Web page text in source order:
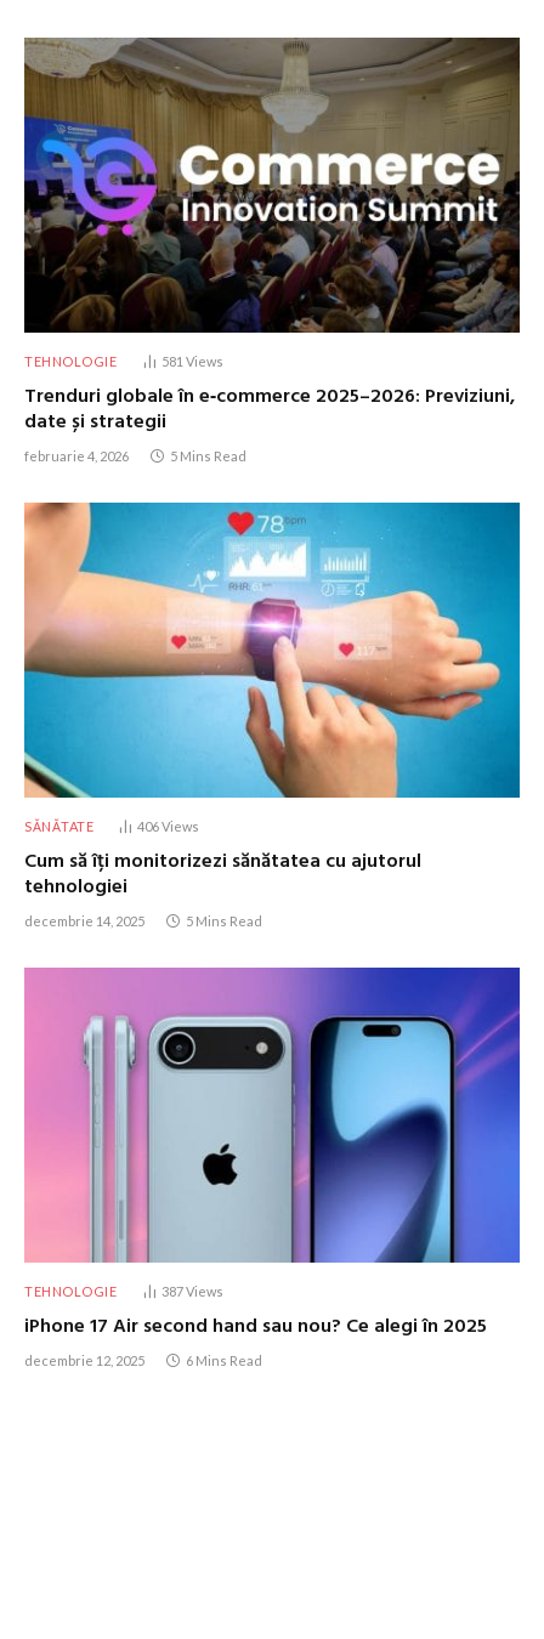
TEHNOLOGIE 581 Views
Trenduri globale în e‑commerce 2025–2026: Previziuni,
date și strategii
februarie 4, 2026 5 Mins Read
SĂNĂTATE 406Views
Cum să îți monitorizezi sănătatea cu ajutorul
tehnologiei
decembrie 14, 2025 5 Mins Read
TEHNOLOGIE 387Views
iPhone 17 Air second hand sau nou? Ce alegi în 2025
decembrie 12, 2025 6 Mins Read